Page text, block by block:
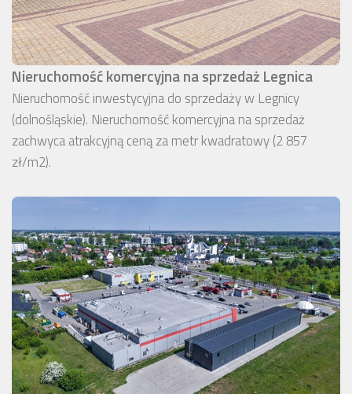
Nieruchomość komercyjna na sprzedaż Legnica
Nieruchomość inwestycyjna do sprzedaży w Legnicy
(dolnośląskie). Nieruchomość komercyjna na sprzedaż
zachwyca atrakcyjną ceną za metr kwadratowy (2 857
zł/m2).